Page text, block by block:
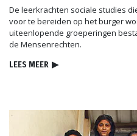
De leerkrachten sociale studies
voor te bereiden op het burger
uiteenlopende groeperingen
de Mensenrechten.
LEES MEER ▶